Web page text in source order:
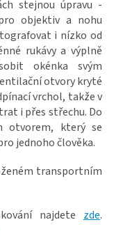
stejnou úpravu -
objektiv a nohu
i nízko od
rukávy a výplně
okénka svým
otvory kryté
vrchol, takže v
i přes střechu. Do
otvorem, který se
jednoho člověka.
transportním
najdete zde.